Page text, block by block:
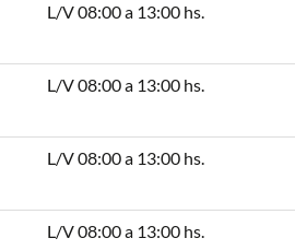
L/V 08:00 a 13:00 hs.
L/V 08:00 a 13:00 hs.
L/V 08:00 a 13:00 hs.
L/V 08:00 a 13:00 hs.